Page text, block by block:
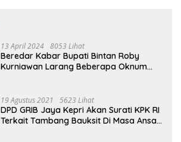
13 April 2024 8053 Lihat
Beredar Kabar Bupati Bintan Roby
Kurniawan Larang Beberapa Oknum
19 Agustus 2021 5623 Lihat
DPD GRIB Jaya Kepri Akan Surati KPK RI
Terkait Tambang Bauksit Di Masa Ansar